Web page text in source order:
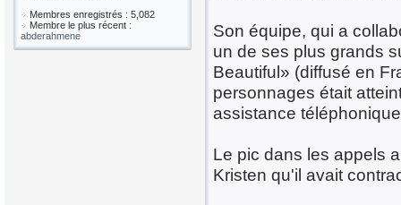
Membres enregistrés : 5,082
Membre le plus récent :
abderahmene
Son équipe, qui a
un de ses plus grands
Beautiful» (diffusé en
personnages était
assistance
Le pic dans les appels
Kristen qu'il avait